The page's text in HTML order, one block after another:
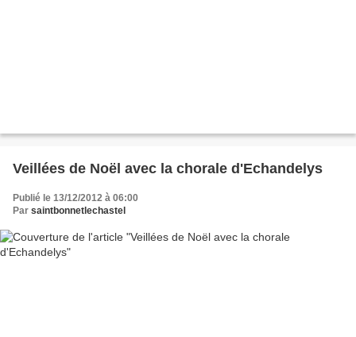
Veillées de Noël avec la chorale d'Echandelys
Publié le 13/12/2012 à 06:00
Par saintbonnetlechastel